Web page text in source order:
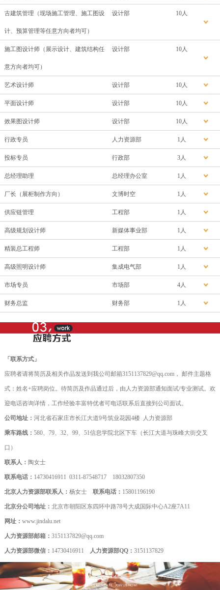
古建筑管理（现场施工管理、施工图设
计、预算管理等任意方向者均可）
设计部 10人
施工图设计师（展示设计、建筑结构任
意方向者均可）
设计部 10人
艺术设计师 设计部 10人
平面设计师 设计部 10人
效果图设计师 设计部 10人
行政专员 人力资源部 1人
投标专员 行政部 3人
总经理助理 总经理办公室 1人
厂长（展柜制作方向） 文博时空 1人
供应链管理 工程部 1人
高级规划设计师 新媒体事业部 1人
精装总工程师 工程部 1人
高级照明设计师 集成电气部 1人
市场专员 市场部 4人
财务总监 财务部 1人
「联系方式」
应聘者请将简历及相关作品发送到我公司邮箱3151137829@qq.com， 邮件主题格
式：姓名+应聘岗位。待简历及作品通过后，由人力资源部通知面试/专业测试。欢
迎电话咨询详情，工作经验丰富特优者可电话联系后直接到公司面试。
公司地址： 河北省石家庄市长江大道9号筑业花园4楼 人力资源部
乘车路线： 580、79、32、99、51信息学院北区下车（长江大道与珠峰大街交叉
口）
联系人： 陶女士
联系电话： 14730416911 0311-87548717 18032807350
北京人力资源部联系人： 杨女士 联系电话： 15801196190
北京分公司地址： 北京市朝阳区东四环中路78号大成国际中心A2座7A11
网址： www.jindalu.net
人力资源部邮箱： 3151137829@qq.com
人力资源部微信： 14730416911 人力资源部QQ： 3151137829